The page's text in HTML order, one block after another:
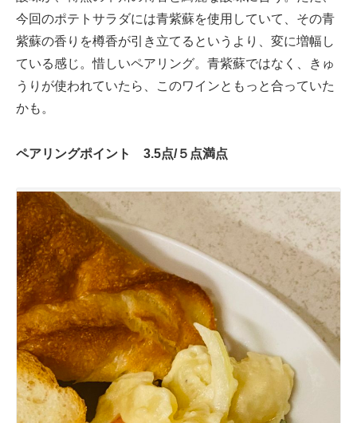
今回のポテトサラダには青紫蘇を使用していて、その青
紫蘇の香りを樽香が引き立てるというより、変に増幅し
ている感じ。惜しいペアリング。青紫蘇ではなく、きゅ
うりが使われていたら、このワインともっと合っていた
かも。
ペアリングポイント 3.5点/５点満点